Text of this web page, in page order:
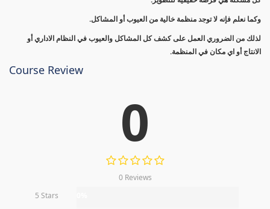
وكما نعلم فإنه لا توجد منظمة خالية من العيوب أو المشاكل.
لذلك من الضروري العمل على كشف كل المشاكل والعيوب في النظام الاداري أو
الانتاج أو اي مكان في المنظمة.
Course Review
0
0 Reviews
5 Stars